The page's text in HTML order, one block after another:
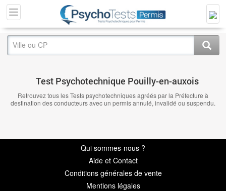
Test Psychotechnique Pouilly-en-auxois
Retrouvez tous les Tests psychotechniques agréés par la Préfecture à
destination des conducteurs avec un permis annulé, invalidé ou suspendu.
Qui sommes-nous ?
Aide et Contact
Conditions générales de vente
Mentions légales